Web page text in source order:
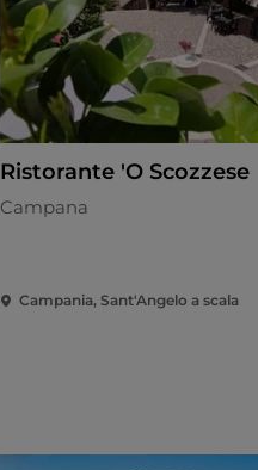
Ristorante 'O Scozzese
Campana
Campania, Sant'Angelo a scala